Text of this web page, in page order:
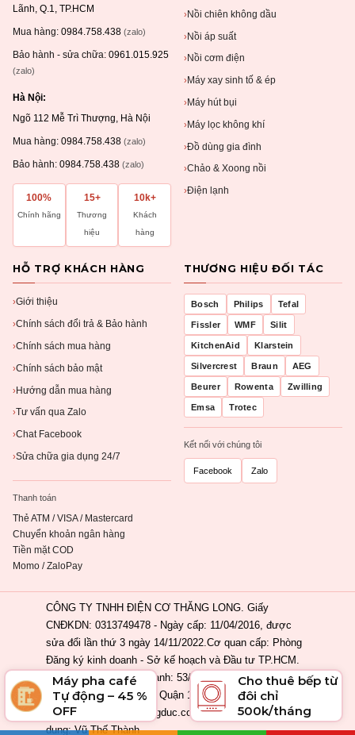
Lãnh, Q.1, TP.HCM
Mua hàng: 0984.758.438 (zalo)
Bảo hành - sửa chữa: 0961.015.925
(zalo)
Hà Nội:
Ngõ 112 Mễ Trì Thượng, Hà Nội
Mua hàng: 0984.758.438 (zalo)
Bảo hành: 0984.758.438 (zalo)
100%
Chính hãng
15+
Thương
hiệu
10k+
Khách
hàng
›Nồi chiên không dầu
›Nồi áp suất
› Nồi cơm điện
› Máy xay sinh tố & ép
› Máy hút bụi
›Máy lọc không khí
›Đồ dùng gia đình
›Chảo & Xoong nồi
›Điện lạnh
HỖ TRỢ KHÁCH HÀNG
›Giới thiệu
›Chính sách đổi trả & Bảo hành
›Chính sách mua hàng
›Chính sách bảo mật
›Hướng dẫn mua hàng
›Tư vấn qua Zalo
›Chat Facebook
›Sửa chữa gia dụng 24/7
Thanh toán
Thẻ ATM / VISA / Mastercard
Chuyển khoản ngân hàng
Tiền mặt COD
Momo / ZaloPay
THƯƠNG HIỆU ĐỐI TÁC
Bosch Philips Tefal
Fissler WMF Silit
KitchenAid Klarstein
Silvercrest Braun AEG
Beurer Rowenta Zwilling
Emsa Trotec
Kết nối với chúng tôi
Facebook Zalo
CÔNG TY TNHH ĐIỆN CƠ THĂNG LONG. Giấy
CNĐKDN: 0313749478 - Ngày cấp: 11/04/2016, được
sửa đổi lần thứ 3 ngày 14/11/2022.Cơ quan cấp: Phòng
Đăng ký kinh doanh - Sở kế hoạch và Đầu tư TP.HCM.
Địa chỉ đăng ký kinh doanh: 53/2 Nguyễn Khắc Nhu,
Phường Cầu Ông Lãnh, Quận 1, Tp. Hồ Chí Minh, Việt
Nam. Email: info@ahangduc.com. Chịu trách nhiệm nội
dung: Vũ Thế Thành
Máy pha café
Tự động – 45 %
OFF
Cho thuê bếp từ
đôi chỉ
500k/tháng